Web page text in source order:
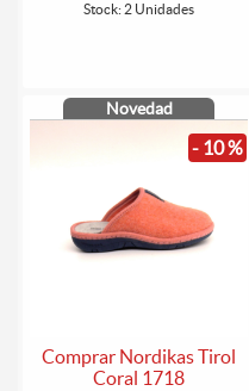
Stock: 2 Unidades
Novedad
- 10 %
Comprar Nordikas Tirol
Coral 1718